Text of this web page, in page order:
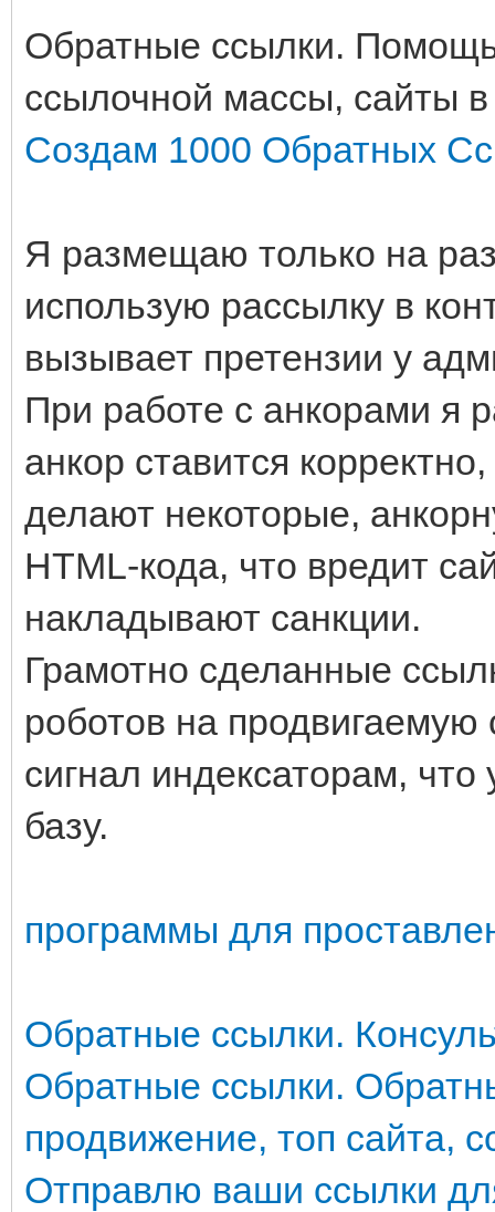
Обратные ссылки.
ссылочной массы, сайты
Создам 1000 Обратных
Я размещаю только на
использую рассылку в
вызывает претензии у
При работе с анкорами я
анкор ставится
делают некоторые,
HTML-кода, что вредит
накладывают санкции.
Грамотно сделанные
роботов на
сигнал индексаторам,
базу.
программы для
Обратные ссылки.
Обратные ссылки.
продвижение, топ сайта,
Отправлю ваши ссылки